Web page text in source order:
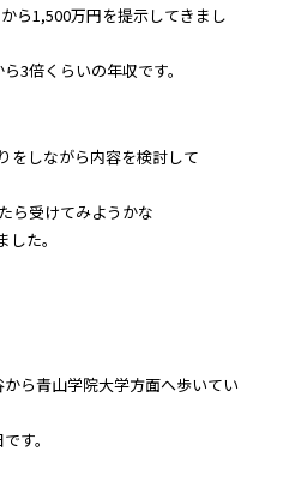
ら1,500万円を提示してきまし
3倍くらいの年収です。
をしながら内容を検討して
ら受けてみようかな
た。
ら青山学院大学方面へ歩いてい
す。